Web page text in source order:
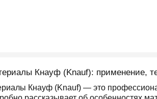
Кнауф (Knauf): применение,
Кнауф (Knauf) — это